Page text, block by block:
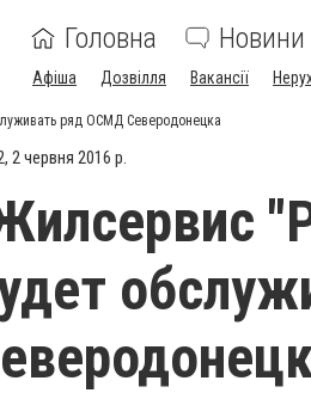
Головна Новини
Афіша Дозвілля Вакансії
ряд ОСМД Северодонецка
2 червня 2016 р.